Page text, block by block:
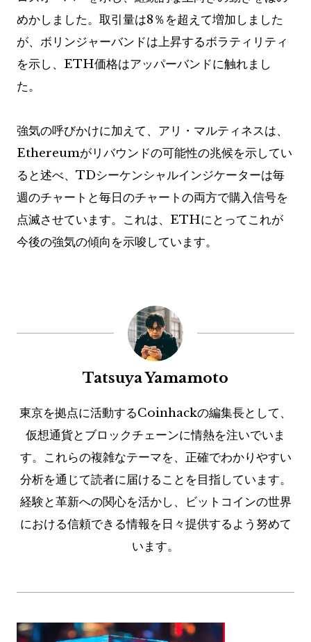
めかしました。取引量は8％を超えて増加しました
が、ボリンジャーバンドは上昇するボラティリティ
を示し、ETH価格はアッパーバンドに触れまし
た。
強気の呼びかけに加えて、アリ・マルティネスは、
Ethereumがリバウンドの可能性の兆候を示してい
ると述べ、TDシーケンシャルインジケーターは毎
週のチャートと毎日のチャートの両方で購入信号を
点滅させています。これは、ETHにとってこれが
今後の強気の傾向を示唆しています。
Tatsuya Yamamoto
東京を拠点に活動するCoinhackの編集長として、
仮想通貨とブロックチェーンに情熱を注いでいま
す。これらの複雑なテーマを、正確でわかりやすい
分析を通じて読者に届けることを目指しています。
経験と革新への関心を活かし、ビットコインの世界
における信頼できる情報を日々提供するよう努めて
います。